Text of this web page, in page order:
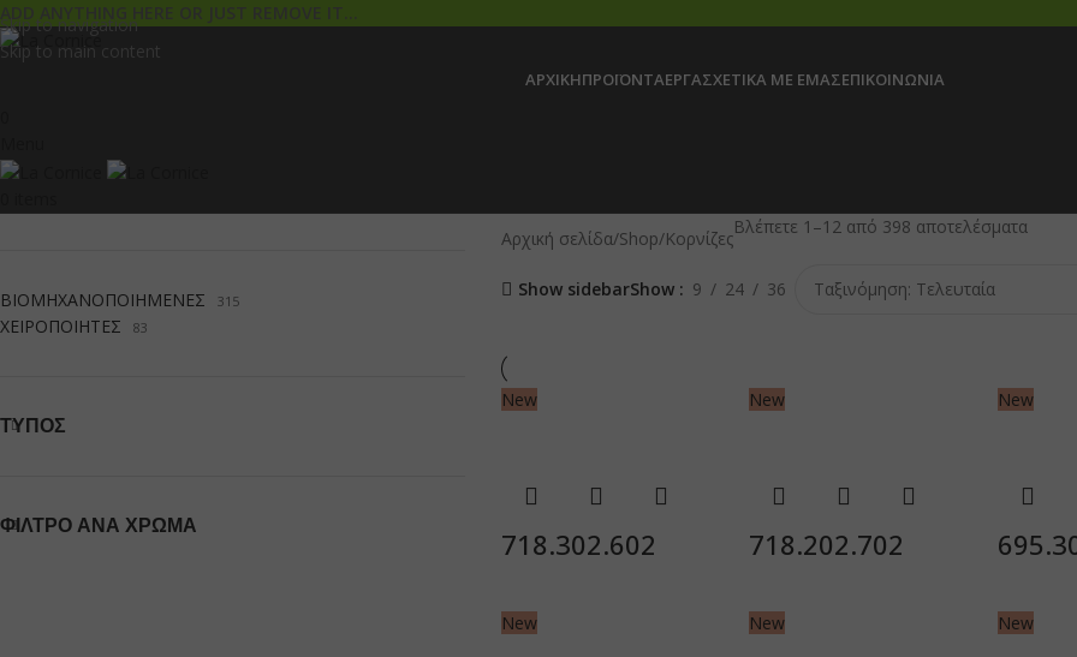
Skip to navigation
Skip to main content
ADD ANYTHING HERE OR JUST REMOVE IT…
ΑΡΧΙΚΉΠΡΟΪΌΝΤΑΈΡΓΑΣΧΕΤΙΚΆ ΜΕ ΕΜΆΣΕΠΙΚΟΙΝΩΝΊΑ
ΒΙΟΜΗΧΑΝΟΠΟΙΗΜΕΝΕΣ 315
ΧΕΙΡΟΠΟΙΗΤΕΣ 83
ΤΎΠΟΣ
ΦΊΛΤΡΟ ΑΝΆ ΧΡΏΜΑ
Αρχική σελίδα Shop Κορνίζες
Βλέπετε 1–12 από 398 αποτελέσματα
Show sidebarShow 9 24 36
New
718.302.602
New
718.202.702
New
New New New